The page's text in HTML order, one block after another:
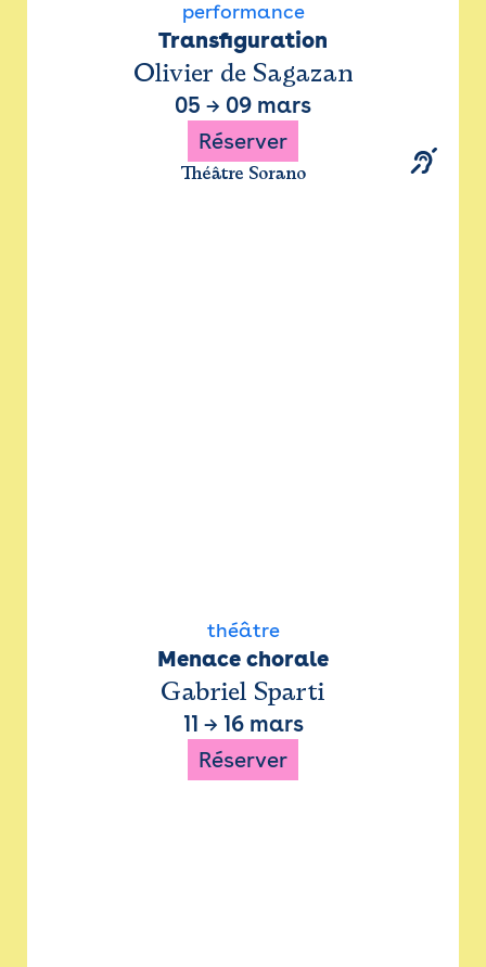
performance
Transfiguration
Olivier de Sagazan
05 → 09 mars
Réserver
Théâtre Sorano
théâtre
Menace chorale
Gabriel Sparti
11 → 16 mars
Réserver